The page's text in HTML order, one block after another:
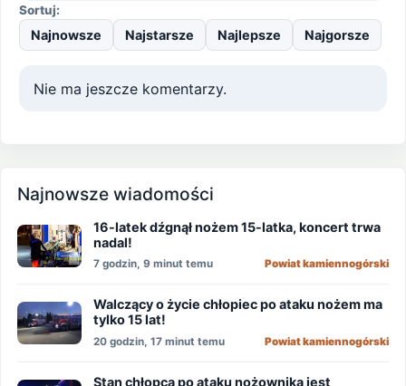
Sortuj:
Najnowsze Najstarsze Najlepsze Najgorsze
Nie ma jeszcze komentarzy.
Najnowsze wiadomości
16-latek dźgnął nożem 15-latka, koncert trwa
nadal!
7 godzin, 9 minut temu Powiat kamiennogórski
Walczący o życie chłopiec po ataku nożem ma
tylko 15 lat!
20 godzin, 17 minut temu Powiat kamiennogórski
Stan chłopca po ataku nożownika jest